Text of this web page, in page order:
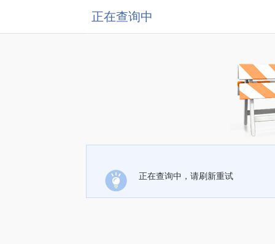
正在查询中
正在查询中，请刷新重试